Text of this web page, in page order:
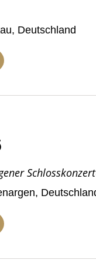
Deutschland